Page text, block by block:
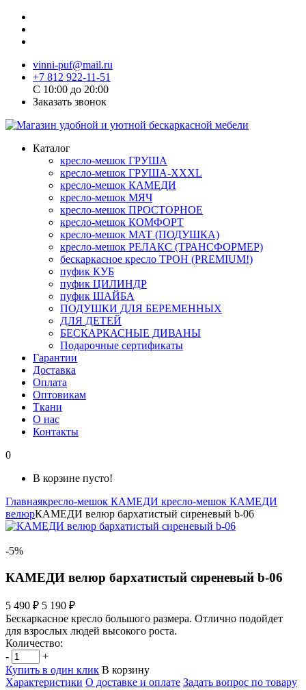
vinni-puf@mail.ru
+7 812 922-11-51
C 10:00 до 20:00
Заказать звонок
Каталог
кресло-мешок ГРУША
кресло-мешок ГРУША-XXXL
кресло-мешок КАМЕДИ
кресло-мешок МЯЧ
кресло-мешок ПРОСТОРНОЕ
кресло-мешок КОМФОРТ
кресло-мешок МАТ (ПОДУШКА)
кресло-мешок РЕЛАКС (ТРАНСФОРМЕР)
бескаркасное кресло ТРОН (PREMIUM!)
пуфик КУБ
пуфик ЦИЛИНДР
пуфик ШАЙБА
ПОДУШКИ ДЛЯ БЕРЕМЕННЫХ
ДЛЯ ДЕТЕЙ
БЕСКАРКАСНЫЕ ДИВАНЫ
Подарочные сертификаты
Гарантии
Доставка
Оплата
Оптовикам
Ткани
О нас
Контакты
0
В корзине пусто!
Главнаякресло-мешок КАМЕДИ кресло-мешок КАМЕДИ
велюрКАМЕДИ велюр бархатистый сиреневый b-06
-5%
КАМЕДИ велюр бархатистый сиреневый b-06
5 490 ₽ 5 190 ₽
Бескаркасное кресло большого размера. Отлично подойдет
для взрослых людей высокого роста.
Количество:
-
+
Купить в один клик В корзину
Характеристики О доставке и оплате Задать вопрос по товару